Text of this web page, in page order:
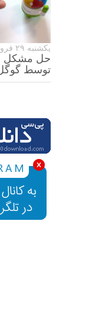
یکشنبه ۲۹ فروردین ۰۰
حل مشکل
توسط